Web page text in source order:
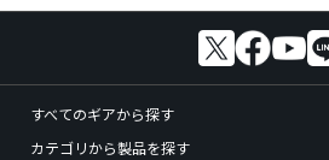
すべてのギアから探す
カテゴリから製品を探す